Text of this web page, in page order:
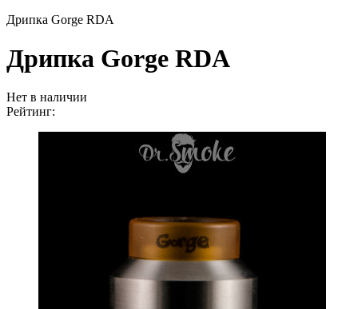
Дрипка Gorge RDA
Дрипка Gorge RDA
Нет в наличии
Рейтинг: